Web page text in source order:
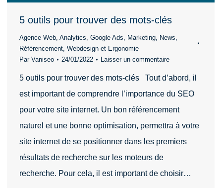
5 outils pour trouver des mots-clés
Agence Web, Analytics, Google Ads, Marketing, News,
Référencement, Webdesign et Ergonomie
Par Vaniseo 24/01/2022 Laisser un commentaire
5 outils pour trouver des mots-clés Tout d’abord, il
est important de comprendre l’importance du SEO
pour votre site internet. Un bon référencement
naturel et une bonne optimisation, permettra à votre
site internet de se positionner dans les premiers
résultats de recherche sur les moteurs de
recherche. Pour cela, il est important de choisir…